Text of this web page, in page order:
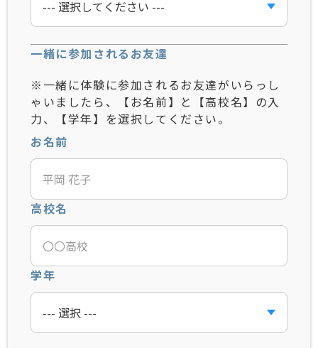
一緒に参加されるお友達
※一緒に体験に参加されるお友達がいらっし
ゃいましたら、【お名前】と【高校名】の入
力、【学年】を選択してください。
お名前
高校名
学年